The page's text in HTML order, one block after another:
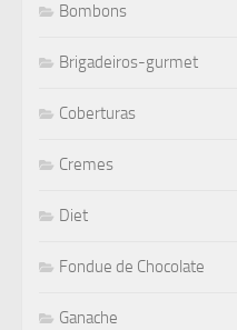
Bombons
Brigadeiros-gurmet
Coberturas
Cremes
Diet
Fondue de Chocolate
Ganache